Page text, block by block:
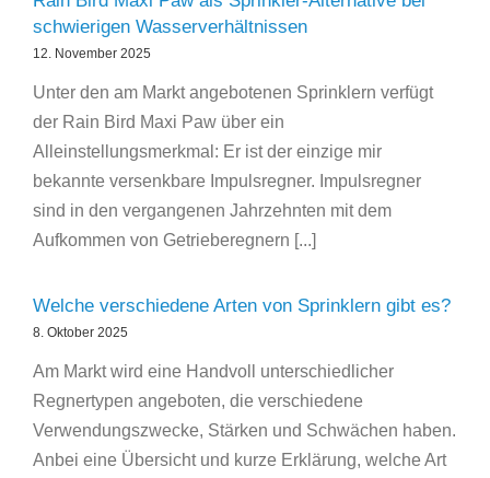
schwierigen Wasserverhältnissen
12. November 2025
Unter den am Markt angebotenen Sprinklern verfügt
der Rain Bird Maxi Paw über ein
Alleinstellungsmerkmal: Er ist der einzige mir
bekannte versenkbare Impulsregner. Impulsregner
sind in den vergangenen Jahrzehnten mit dem
Aufkommen von Getrieberegnern [...]
Welche verschiedene Arten von Sprinklern gibt es?
8. Oktober 2025
Am Markt wird eine Handvoll unterschiedlicher
Regnertypen angeboten, die verschiedene
Verwendungszwecke, Stärken und Schwächen haben.
Anbei eine Übersicht und kurze Erklärung, welche Art